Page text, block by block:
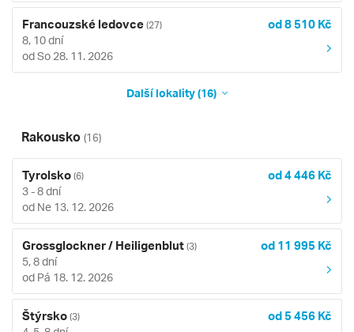
Francouzské ledovce (27) od 8 510 Kč
8, 10 dní
od So 28. 11. 2026
Další lokality (16)
Rakousko (16)
Tyrolsko (6) od 4 446 Kč
3 - 8 dní
od Ne 13. 12. 2026
Grossglockner / Heiligenblut (3) od 11 995 Kč
5, 8 dní
od Pá 18. 12. 2026
Štýrsko (3) od 5 456 Kč